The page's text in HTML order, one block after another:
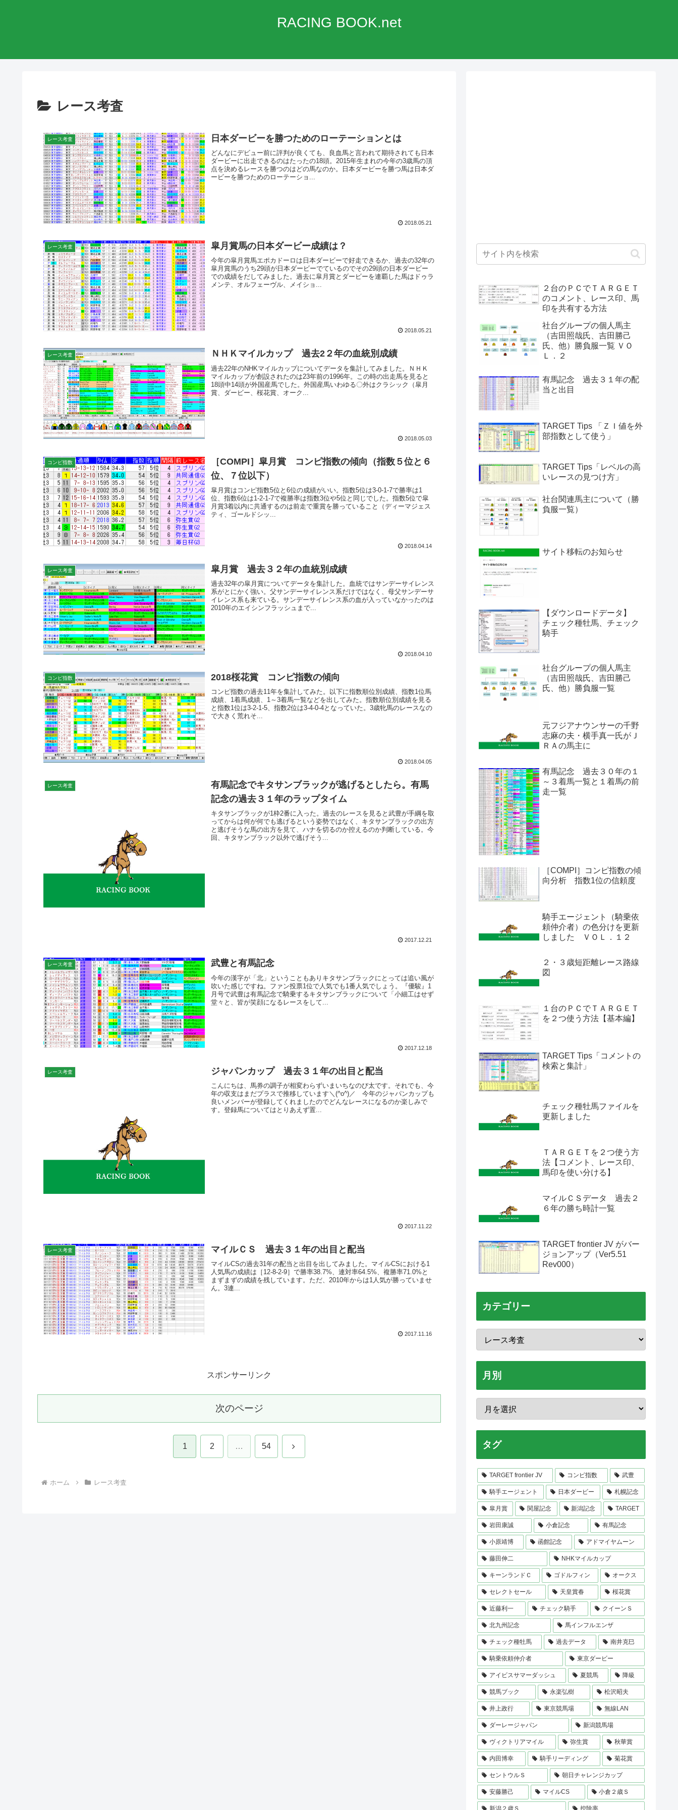
RACING BOOK.net
レース考査
レース考査 日本ダービーを勝つためのローテーションとは
どんなにデビュー前に評判が良くても、良血馬と言われて期待されても日本
ダービーに出走できるのはたったの18頭。2015年生まれの今年の3歳馬の頂
点を決めるレースを勝つのはどの馬なのか。日本ダービーを勝つ馬は日本ダ
ービーを勝つためのローテーショ...
2018.05.21
レース考査 皐月賞馬の日本ダービー成績は？
今年の皐月賞馬エポカドーロは日本ダービーで好走できるか、過去の32年の
皐月賞馬のうち29頭が日本ダービーでているのでその29頭の日本ダービー
での成績をだしてみました。過去に皐月賞とダービーを連覇した馬はドゥラ
メンテ、オルフェーヴル、メイショ...
2018.05.21
レース考査 ＮＨＫマイルカップ 過去2２年の血統別成績
過去22年のNHKマイルカップについてデータを集計してみました。ＮＨＫ
マイルカップが創設されたのは23年前の1996年。この時の出走馬を見ると
18頭中14頭が外国産馬でした。外国産馬いわゆる〇外はクラシック（皐月
賞、ダービー、桜花賞、オーク...
2018.05.03
コンピ指数
［COMPI］皐月賞 コンピ指数の傾向（指数５位と６
位、７位以下）
皐月賞はコンピ指数5位と6位の成績がいい。指数5位は3-0-1-7で勝率は1
位、指数6位は1-2-1-7で複勝率は指数3位や5位と同じでした。指数5位で皐
月賞3着以内に共通するのは前走で重賞を勝っていること（ディーマジェス
ティ、ゴールドシッ...
2018.04.14
レース考査 皐月賞 過去３２年の血統別成績
過去32年の皐月賞についてデータを集計した。血統ではサンデーサイレンス
系がとにかく強い。父サンデーサイレンス系だけではなく、母父サンデーサ
イレンス系も来ている。サンデーサイレンス系の血が入っていなかったのは
2010年のエイシンフラッシュまで...
2018.04.10
コンピ指数 2018桜花賞 コンピ指数の傾向
コンピ指数の過去11年を集計してみた。以下に指数順位別成績、指数1位馬
成績、1着馬成績、1～3着馬一覧などを出してみた。指数順位別成績を見る
と指数1位は3-2-1-5、指数2位は3-4-0-4となっていた。3歳牝馬のレースなの
で大きく荒れそ...
2018.04.05
レース考査
有馬記念でキタサンブラックが逃げるとしたら。有馬
記念の過去３１年のラップタイム
キタサンブラックが1枠2番に入った。過去のレースを見ると武豊が手綱を取
ってからは何が何でも逃げるという姿勢ではなく、キタサンブラックの出方
と逃げそうな馬の出方を見て、ハナを切るのか控えるのか判断している。今
回、キタサンブラック以外で逃げそう...
2017.12.21
レース考査 武豊と有馬記念
今年の漢字が「北」ということもありキタサンブラックにとっては追い風が
吹いた感じですね。ファン投票1位で人気でも1番人気でしょう。『優駿』1
月号で武豊は有馬記念で騎乗するキタサンブラックについて「小細工はせず
堂々と、皆が笑顔になるレースをして...
2017.12.18
レース考査 ジャパンカップ 過去３１年の出目と配当
こんにちは、馬券の調子が相変わらずいまいちなのび太です。それでも、今
年の収支はまだプラスで推移しています＼(^o^)／ 今年のジャパンカップも
良いメンバーが登録してくれましたのでどんなレースになるのか楽しみで
す。登録馬についてはとりあえず置...
2017.11.22
レース考査 マイルＣＳ 過去３１年の出目と配当
マイルCSの過去31年の配当と出目を出してみました。マイルCSにおける1
人気馬の成績は［12-8-2-9］で勝率38.7%、連対率64.5%、複勝率71.0%と
まずまずの成績を残しています。ただ、2010年からは1人気が勝っていませ
ん。3連...
2017.11.16
スポンサーリンク
次のページ
1 2 … 54 次
ホーム レース考査
２台のＰＣでＴＡＲＧＥＴ
のコメント、レース印、馬
印を共有する方法
社台グループの個人馬主
（吉田照哉氏、吉田勝己
氏、他）勝負服一覧 ＶＯ
Ｌ．２
有馬記念 過去３１年の配
当と出目
TARGET Tips 「ＺＩ値を外
部指数として使う」
TARGET Tips「レベルの高
いレースの見つけ方」
社台関連馬主について（勝
負服一覧）
サイト移転のお知らせ
【ダウンロードデータ】
チェック種牡馬、チェック
騎手
社台グループの個人馬主
（吉田照哉氏、吉田勝己
氏、他）勝負服一覧
元フジアナウンサーの千野
志麻の夫・横手真一氏がＪ
ＲＡの馬主に
有馬記念 過去３０年の１
～３着馬一覧と１着馬の前
走一覧
［COMPI］コンピ指数の傾
向分析 指数1位の信頼度
騎手エージェント（騎乗依
頼仲介者）の色分けを更新
しました ＶＯＬ．１２
２・３歳短距離レース路線
図
１台のＰＣでＴＡＲＧＥＴ
を２つ使う方法【基本編】
TARGET Tips「コメントの
検索と集計」
チェック種牡馬ファイルを
更新しました
ＴＡＲＧＥＴを２つ使う方
法【コメント、レース印、
馬印を使い分ける】
マイルＣＳデータ 過去２
６年の勝ち時計一覧
TARGET frontier JV がバー
ジョンアップ（Ver5.51
Rev000）
カテゴリー
月別
タグ
TARGET frontier JV コンピ指数 武豊
騎手エージェント 日本ダービー 札幌記念
皐月賞 関屋記念 新潟記念 TARGET
岩田康誠 小倉記念 有馬記念
小原靖博 函館記念 アドマイヤムーン
藤田伸二 NHKマイルカップ
キーンランドＣ ゴドルフィン オークス
セレクトセール 天皇賞春 桜花賞
近藤利一 チェック騎手 クイーンＳ
北九州記念 馬インフルエンザ
チェック種牡馬 過去データ 南井克巳
騎乗依頼仲介者 東京ダービー
アイビスサマーダッシュ 夏競馬 降級
競馬ブック 永楽弘樹 松沢昭夫
井上政行 東京競馬場 無線LAN
ダーレージャパン 新潟競馬場
ヴィクトリアマイル 弥生賞 秋華賞
内田博幸 騎手リーディング 菊花賞
セントウルＳ 朝日チャレンジカップ
安藤勝己 マイルCS 小倉２歳Ｓ
新潟２歳Ｓ 控除率